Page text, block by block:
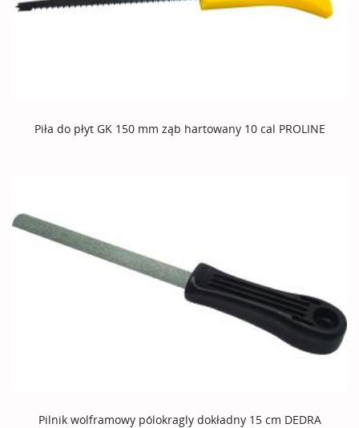
Piła do płyt GK 150 mm ząb hartowany 10 cal PROLINE
Pilnik wolframowy pólokragly dokładny 15 cm DEDRA